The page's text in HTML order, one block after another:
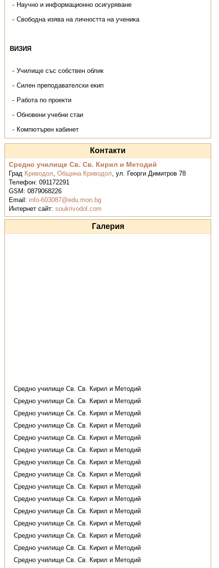
Научно и информационно осигуряване
Свободна изява на личността на ученика
ВИЗИЯ
Училище със собствен облик
Силен преподавателски екип
Работа по проекти
Обновени учебни стаи
Компютърен кабинет
Контакти
Средно училище Св. Св. Кирил и Методий
Град Криводол,Община Криводол,ул. Георги Димитров 78
Телефон:091172291
GSM:0879068226
Email: info-603087@edu.mon.bg
Интернет сайт:soukrivodol.com
Галерия
Средно училище Св. Св. Кирил и Методий
Средно училище Св. Св. Кирил и Методий
Средно училище Св. Св. Кирил и Методий
Средно училище Св. Св. Кирил и Методий
Средно училище Св. Св. Кирил и Методий
Средно училище Св. Св. Кирил и Методий
Средно училище Св. Св. Кирил и Методий
Средно училище Св. Св. Кирил и Методий
Средно училище Св. Св. Кирил и Методий
Средно училище Св. Св. Кирил и Методий
Средно училище Св. Св. Кирил и Методий
Средно училище Св. Св. Кирил и Методий
Средно училище Св. Св. Кирил и Методий
Средно училище Св. Св. Кирил и Методий
Средно училище Св. Св. Кирил и Методий